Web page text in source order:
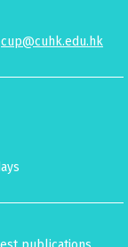
cup@cuhk.edu.hk